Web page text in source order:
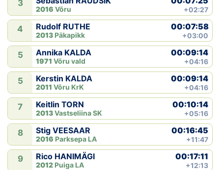
3
2016 Võru +02:27
4 Rudolf RUTHE
2013 Päkapikk
00:07:58
+03:00
5 Annika KALDA
1971 Võru vald
00:09:14
+04:16
5 Kerstin KALDA
2011 Võru KrK
00:09:14
+04:16
7 Keitlin TORN
2013Vastseliina SK
00:10:14
+05:16
8 Stig VEESAAR
2016 Parksepa LA
00:16:45
+11:47
9 Rico HANIMÄGI
2012 Puiga LA
00:17:11
+12:13